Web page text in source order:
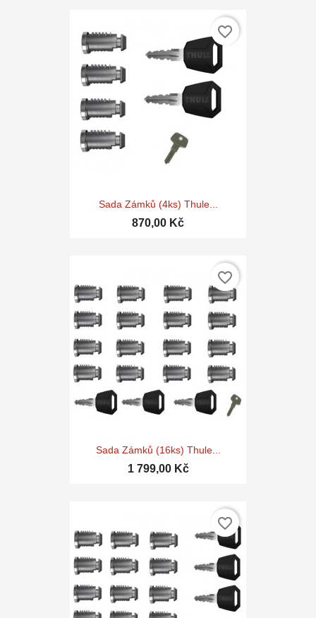
Sada Zámků (4ks) Thule...
870,00 Kč
favorite_border
Sada Zámků (16ks) Thule...
1 799,00 Kč
favorite_border
favorite_border